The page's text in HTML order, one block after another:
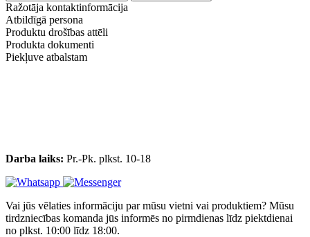
Ražotāja kontaktinformācija
Atbildīgā persona
Produktu drošības attēli
Produkta dokumenti
Piekļuve atbalstam
Darba laiks: Pr.-Pk. plkst. 10-18
Vai jūs vēlaties informāciju par mūsu vietni vai produktiem? Mūsu
tirdzniecības komanda jūs informēs no pirmdienas līdz piektdienai
no plkst. 10:00 līdz 18:00.